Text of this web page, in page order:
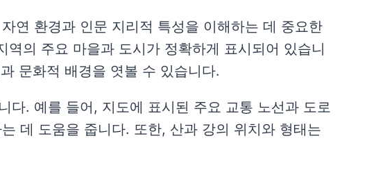
연 환경과 인문 지리적 특성을 이해하는 데 중요한
의 주요 마을과 도시가 정확하게 표시되어 있습니
문화적 배경을 엿볼 수 있습니다.
다. 예를 들어, 지도에 표시된 주요 교통 노선과 도로
데 도움을 줍니다. 또한, 산과 강의 위치와 형태는